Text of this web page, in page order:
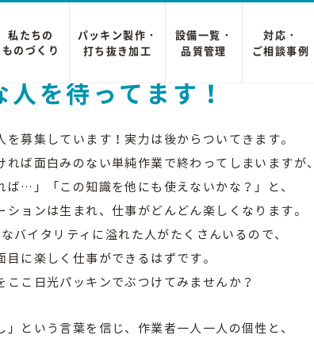
私たちの
ものづくり
パッキン製作・
打ち抜き加工
設備一覧・
品質管理
対応・
ご相談事例
人を待ってます！
を募集しています！実力は後からついてきます。
れば面白みのない単純作業で終わってしまいますが、
ば…」「この知識を他にも使えないかな？」と、
ョンは生まれ、仕事がどんどん楽しくなります。
バイタリティに溢れた人がたくさんいるので、
目に楽しく仕事ができるはずです。
ここ日光パッキンでぶつけてみませんか？
」という言葉を信じ、作業者一人一人の個性と、